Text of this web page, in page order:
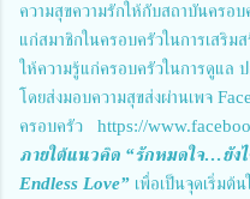
ความสุขความรักให้กับสถาบันครอบ
แก่สมาชิกในครอบครัวในการเสริม
ให้ความรู้แก่ครอบครัวในการดูแล
โดยส่งมอบความสุขส่งผ่านเพจ
ครอบครัว https://
ภายใต้แนวคิด “รักหมดใจ…ยัง
Endless Love” เพื่อเป็นจุดเริ่มต้